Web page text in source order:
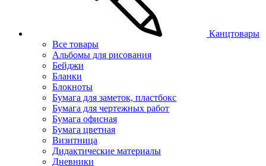
Канцтовары
Все товары
Альбомы для рисования
Бейджи
Бланки
Блокноты
Бумага для заметок, пластбокс
Бумага для чертежных работ
Бумага офисная
Бумага цветная
Визитница
Дидактические материалы
Дневники